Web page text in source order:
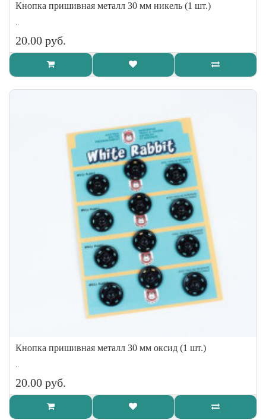
Кнопка пришивная металл 30 мм никель (1 шт.)
..
20.00 руб.
Кнопка пришивная металл 30 мм оксид (1 шт.)
..
20.00 руб.